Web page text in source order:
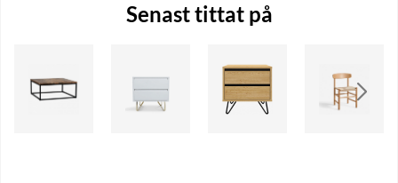
Senast tittat på